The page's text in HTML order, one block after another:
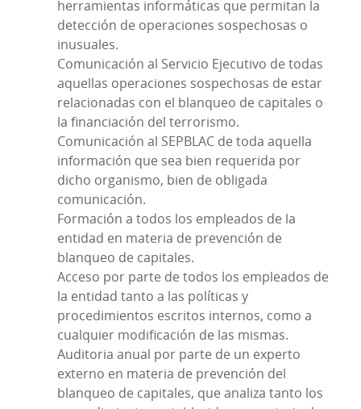
herramientas informáticas que permitan la
detección de operaciones sospechosas o
inusuales.
Comunicación al Servicio Ejecutivo de todas
aquellas operaciones sospechosas de estar
relacionadas con el blanqueo de capitales o
la financiación del terrorismo.
Comunicación al SEPBLAC de toda aquella
información que sea bien requerida por
dicho organismo, bien de obligada
comunicación.
Formación a todos los empleados de la
entidad en materia de prevención de
blanqueo de capitales.
Acceso por parte de todos los empleados de
la entidad tanto a las políticas y
procedimientos escritos internos, como a
cualquier modificación de las mismas.
Auditoria anual por parte de un experto
externo en materia de prevención del
blanqueo de capitales, que analiza tanto los
Dando un paso más en esta tarea de alinear la
actividad desarrollada por Caja Rural Ntra. Sra. de
la Esperanza de Onda, S. Coop. De Crédito V. con
los requerimientos normativos, se ha considerado
conveniente transformar el Modelo PRP de la
Entidad, en unSistema de Gestión de
Cumplimiento Penal que no sólo contemple los
requerimientos exigidos por la legislación penal
sino también por lo dispuesto en la Norma UNE
19601 relativa a Sistemas de Gestión de
Compliance Penal.
Sistema de Gestión de Cumplimiento Penal
de aplicación a Caja Rural Ntra. Sra. de la
Esperanza de Onda, S. Coop. De Crédito V..
De conformidad con la Norma UNE 19601, el
Consejo Rector de Caja Rural Ntra. Sra. de la
Esperanza de Onda, S. Coop. De Crédito V. ha
aprobado unaPolítica de Cumplimiento Penal
cuyos principios fundamentales son los siguientes: